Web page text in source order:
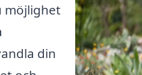
möjlighet
din